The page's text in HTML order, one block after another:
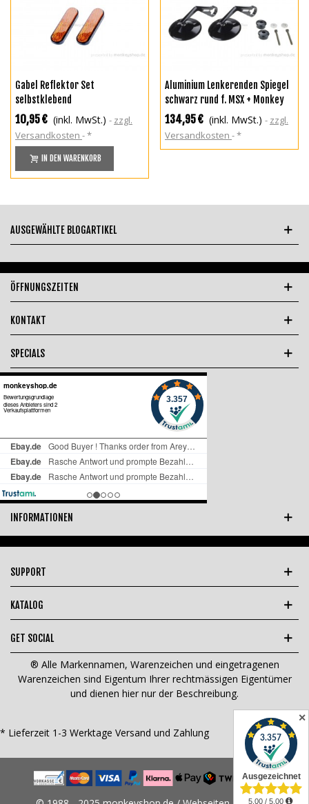
Gabel Reflektor Set
selbstklebend
10,95 € (inkl. MwSt.)
zzgl.
Versandkosten
*
IN DEN WARENKORB
Aluminium Lenkerenden Spiegel
schwarz rund f. MSX + Monkey
125
134,95 € (inkl. MwSt.)
zzgl.
Versandkosten
*
AUSGEWÄHLTE BLOGARTIKEL
ÖFFNUNGSZEITEN
KONTAKT
SPECIALS
✕
INFORMATIONEN
SUPPORT
KATALOG
GET SOCIAL
® Alle Markennamen, Warenzeichen und eingetragenen
Warenzeichen sind Eigentum Ihrer rechtmässigen Eigentümer
und dienen hier nur der Beschreibung.
* Lieferzeit 1-3 Werktage Versand und Zahlung